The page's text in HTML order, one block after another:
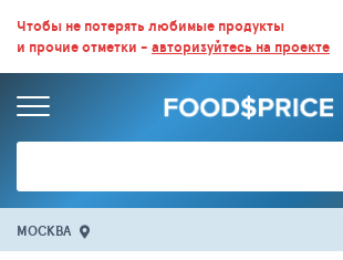
ВСЕ СКИДКИ И ВЫГОДНЫЕ ЦЕНЫ НА ПРОДУКТЫ В МАГАЗИНАХ.
БОЛЬШЕ 100 000 ТОВАРОВ. ЕЖЕДНЕВНОЕ ОБНОВЛЕНИЕ ЦЕН.
Чтобы не потерять любимые продукты
и прочие отметки - авторизуйтесь на проекте
МОСКВА